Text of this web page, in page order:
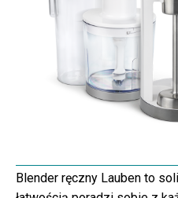
Blender ręczny Lauben to